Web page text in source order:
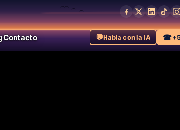
Contacto 💬Habla con la IA ☎